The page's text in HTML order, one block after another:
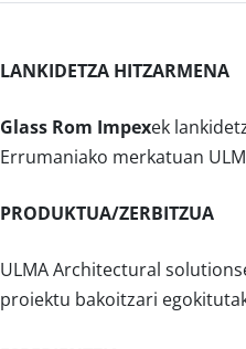
LANKIDETZA HITZARMENA
Glass Rom Impexek
Errumaniako merkatuan
PRODUKTUA/ZERBITZUA
ULMA Architectural
proiektu bakoitzari